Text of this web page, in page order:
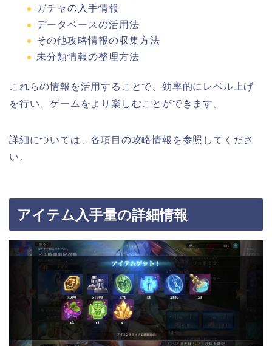
ガチャの入手情報
データベースの活用法
その他攻略情報の収集方法
未分類情報の整理方法
これらの情報を活用することで、効率的にレベル上げ
を行い、ゲームをより楽しむことができます。
詳細については、各項目の攻略情報を参照してくださ
い。
アイテム入手量の詳細情報